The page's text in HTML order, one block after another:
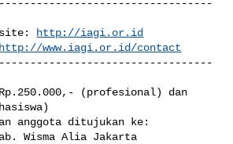
http://iagi.or.id
http://www.iagi.or.id/contact
(profesional) dan
anggota ditujukan ke:
Wisma Alia Jakarta